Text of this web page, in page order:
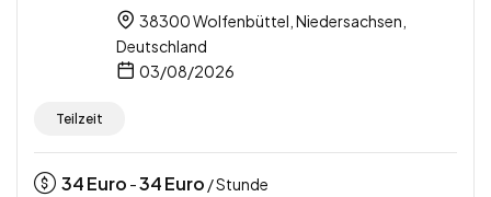
38300 Wolfenbüttel, Niedersachsen,
Deutschland
03/08/2026
Teilzeit
34Euro -34Euro / Stunde